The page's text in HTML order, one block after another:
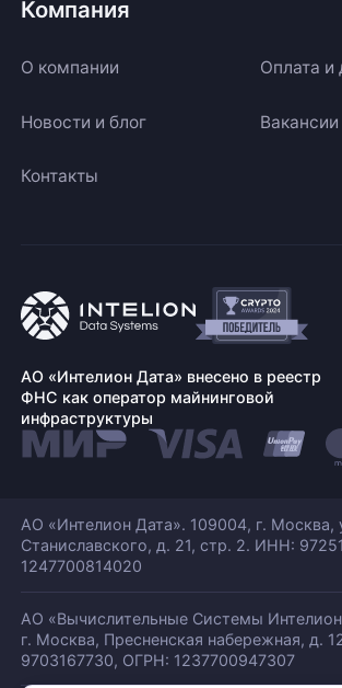
Компания
О компании Оплата и
Новости и блог Вакансии
Контакты
АО «Интелион Дата» внесено в реестр
ФНС как оператор майнинговой
инфраструктуры
АО «Интелион Дата». 109004, г. Москва,
Станиславского, д. 21, стр. 2. ИНН:
1247700814020
АО «Вычислительные Системы
г. Москва, Пресненская набережная, д.
9703167730, ОГРН: 1237700947307